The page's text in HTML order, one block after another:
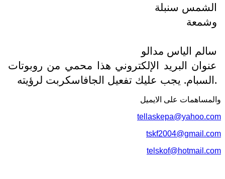
الشمس سنبلة
وشمعة
سالم الياس مدالو
عنوان البريد الإلكتروني هذا محمي من روبوتات
السبام. يجب عليك تفعيل الجافاسكربت لرؤيته.
والمساهمات علی الایمیل
tellaskepa@yahoo.com
tskf2004@gmail.com
telskof@hotmail.com